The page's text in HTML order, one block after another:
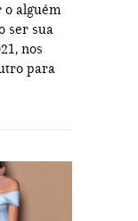
o alguém
ser sua
nos
para